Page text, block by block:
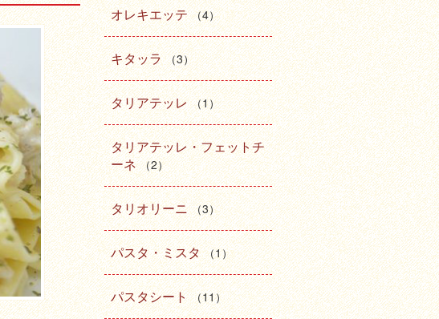
オレキエッテ （4）
キタッラ （3）
タリアテッレ （1）
タリアテッレ・フェットチ
ーネ （2）
タリオリーニ （3）
パスタ・ミスタ （1）
パスタシート （11）